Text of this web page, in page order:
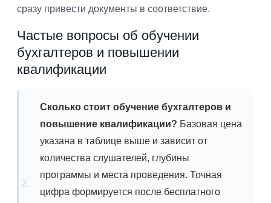
сразу привести документы в соответствие.
Частые вопросы об обучении
бухгалтеров и повышении
квалификации
Сколько стоит обучение бухгалтеров и
повышение квалификации? Базовая цена
указана в таблице выше и зависит от
количества слушателей, глубины
программы и места проведения. Точная
цифра формируется после бесплатного